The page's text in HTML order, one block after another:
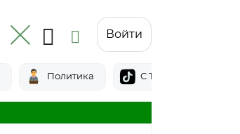
Войти
Политика С Тик-тока